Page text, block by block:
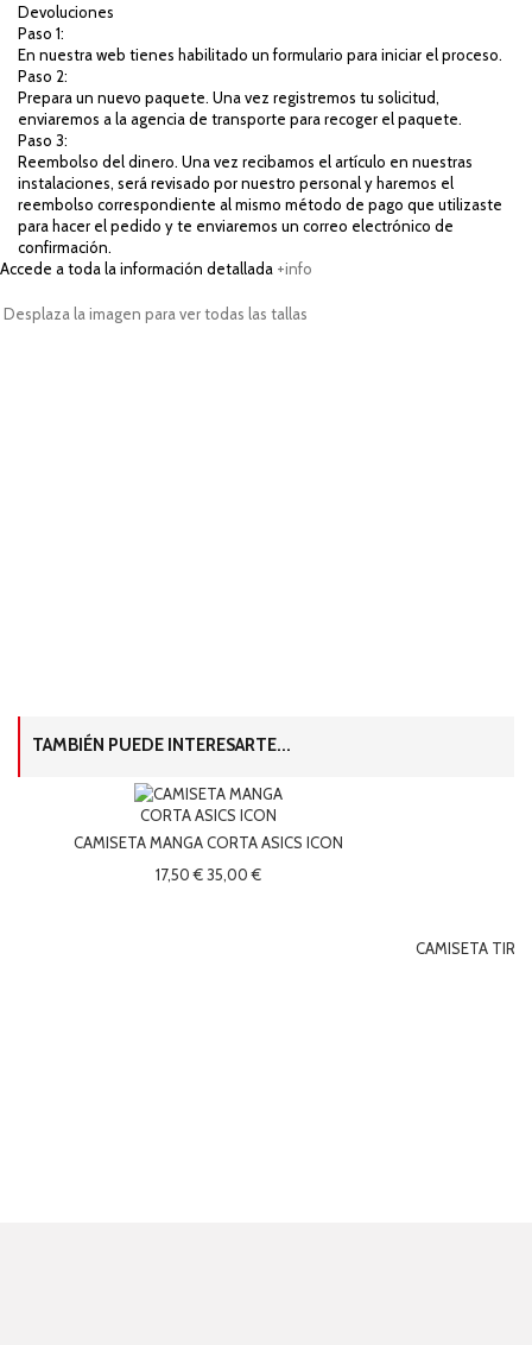
Devoluciones
Paso 1:
En nuestra web tienes habilitado un formulario para iniciar el proceso.
Paso 2:
Prepara un nuevo paquete. Una vez registremos tu solicitud,
enviaremos a la agencia de transporte para recoger el paquete.
Paso 3:
Reembolso del dinero. Una vez recibamos el artículo en nuestras
instalaciones, será revisado por nuestro personal y haremos el
reembolso correspondiente al mismo método de pago que utilizaste
para hacer el pedido y te enviaremos un correo electrónico de
confirmación.
Accede a toda la información detallada +info
Desplaza la imagen para ver todas las tallas
TAMBIÉN PUEDE INTERESARTE...
CAMISETA MANGA CORTA ASICS ICON
17,50 € 35,00 €
CAMISETA